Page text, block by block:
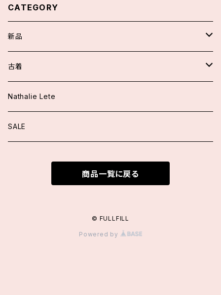
CATEGORY
新品
スカート/パンツ
アウター
ジャケット
トップス
ファッション小物
古着
ワンピース
トップス
Nathalie Lete
SALE
商品一覧に戻る
© FULLFILL
Powered by